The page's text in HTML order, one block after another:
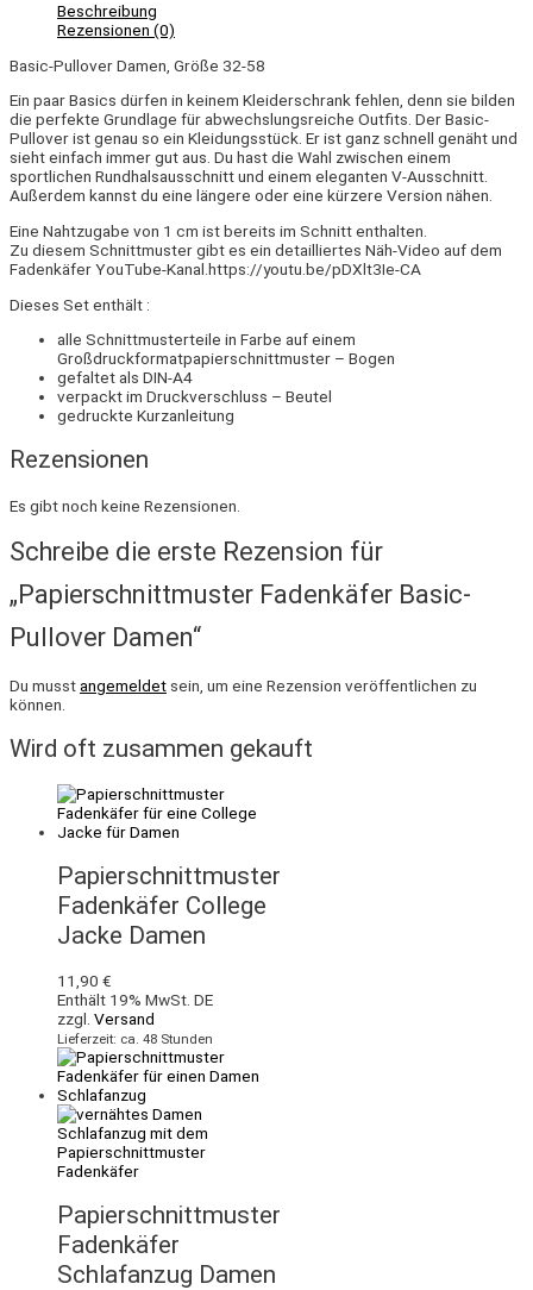
Beschreibung
Rezensionen (0)
Basic-Pullover Damen, Größe 32-58
Ein paar Basics dürfen in keinem Kleiderschrank fehlen, denn sie bilden
die perfekte Grundlage für abwechslungsreiche Outfits. Der Basic-
Pullover ist genau so ein Kleidungsstück. Er ist ganz schnell genäht und
sieht einfach immer gut aus. Du hast die Wahl zwischen einem
sportlichen Rundhalsausschnitt und einem eleganten V-Ausschnitt.
Außerdem kannst du eine längere oder eine kürzere Version nähen.
Eine Nahtzugabe von 1 cm ist bereits im Schnitt enthalten.
Zu diesem Schnittmuster gibt es ein detailliertes Näh-Video auf dem
Fadenkäfer YouTube-Kanal.https://youtu.be/pDXlt3Ie-CA
Dieses Set enthält :
alle Schnittmusterteile in Farbe auf einem
Großdruckformatpapierschnittmuster – Bogen
gefaltet als DIN-A4
verpackt im Druckverschluss – Beutel
gedruckte Kurzanleitung
Rezensionen
Es gibt noch keine Rezensionen.
Schreibe die erste Rezension für
„Papierschnittmuster Fadenkäfer Basic-
Pullover Damen“
Du musstangemeldet sein, um eine Rezension veröffentlichen zu
können.
Wird oft zusammen gekauft
Papierschnittmuster
Fadenkäfer College
Jacke Damen
11,90 €
Enthält 19% MwSt. DE
zzgl. Versand
Lieferzeit: ca. 48 Stunden
Papierschnittmuster
Fadenkäfer
Schlafanzug Damen